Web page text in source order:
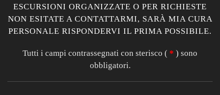
ESCURSIONI ORGANIZZATE O PER RICHIESTE
NON ESITATE A CONTATTARMI, SARÀ MIA CURA
PERSONALE RISPONDERVI IL PRIMA POSSIBILE.
Tutti i campi contrassegnati con sterisco ( * ) sono
obbligatori.